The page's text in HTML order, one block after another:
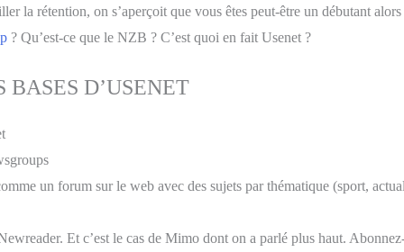
la rétention, on s’aperçoit que vous êtes peut-être un débutant
? Qu’est-ce que le NZB ? C’est quoi en fait Usenet ?
BASES D’USENET
un forum sur le web avec des sujets par thématique (sport,
Et c’est le cas de Mimo dont on a parlé plus haut.